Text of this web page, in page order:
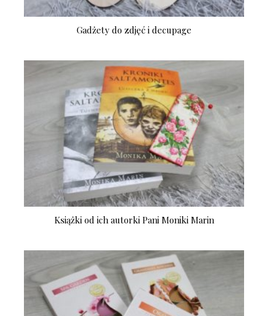
Gadżety do zdjęć i decupage
Książki od ich autorki Pani Moniki Marin